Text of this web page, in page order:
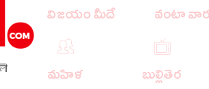
విజయం మీదే వంటా
మహిళ బుల్లితెర